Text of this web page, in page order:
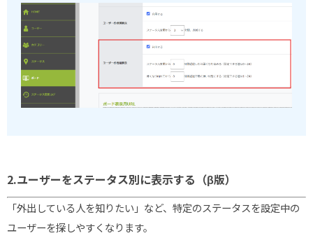
2.ユーザーをステータス別に表示する（β版）
「外出している人を知りたい」など、特定のステータスを設定中の
ユーザーを探しやすくなります。